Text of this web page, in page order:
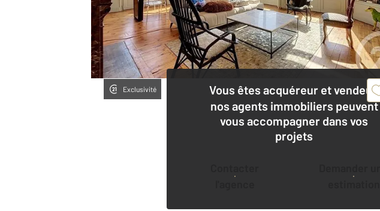
Vous êtes acquéreur et vendeur,
nos agents immobiliers peuvent
vous accompagner dans vos
projets
Exclusivité